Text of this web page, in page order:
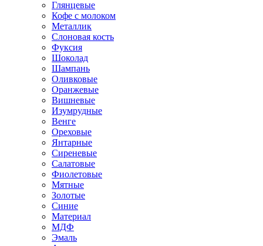
Глянцевые
Кофе с молоком
Металлик
Слоновая кость
Фуксия
Шоколад
Шампань
Оливковые
Оранжевые
Вишневые
Изумрудные
Венге
Ореховые
Янтарные
Сиреневые
Салатовые
Фиолетовые
Мятные
Золотые
Синие
Материал
МДФ
Эмаль